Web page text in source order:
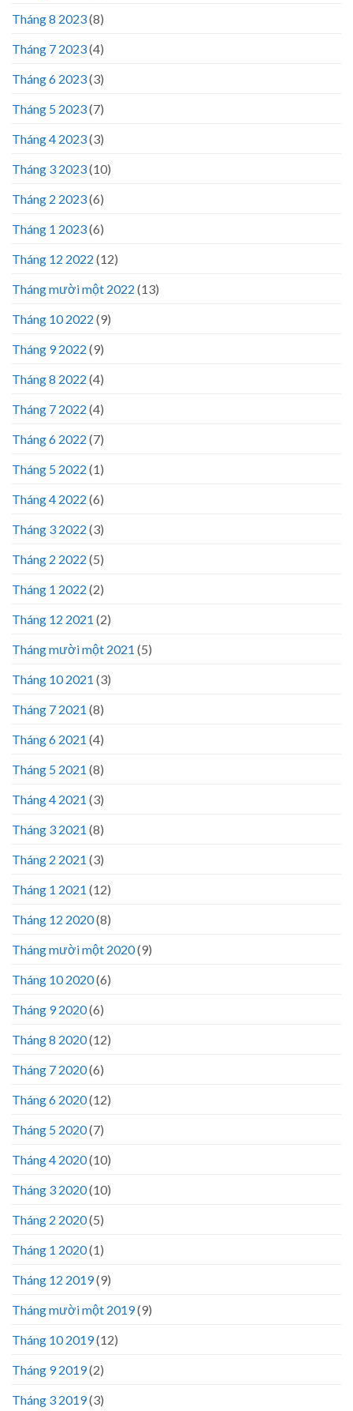
Tháng 8 2023(8)
Tháng 7 2023(4)
Tháng 6 2023(3)
Tháng 5 2023(7)
Tháng 4 2023(3)
Tháng 3 2023(10)
Tháng 2 2023(6)
Tháng 1 2023(6)
Tháng 12 2022 (12)
Tháng mười một 2022 (13)
Tháng 10 2022 (9)
Tháng 9 2022 (9)
Tháng 8 2022 (4)
Tháng 7 2022 (4)
Tháng 6 2022 (7)
Tháng 5 2022 (1)
Tháng 4 2022 (6)
Tháng 3 2022 (3)
Tháng 2 2022 (5)
Tháng 1 2022 (2)
Tháng 12 2021 (2)
Tháng mười một 2021 (5)
Tháng 10 2021 (3)
Tháng 7 2021 (8)
Tháng 6 2021 (4)
Tháng 5 2021 (8)
Tháng 4 2021 (3)
Tháng 3 2021 (8)
Tháng 2 2021 (3)
Tháng 1 2021 (12)
Tháng 12 2020(8)
Tháng mười một 2020(9)
Tháng 10 2020(6)
Tháng 9 2020(6)
Tháng 8 2020(12)
Tháng 7 2020(6)
Tháng 6 2020(12)
Tháng 5 2020(7)
Tháng 4 2020(10)
Tháng 3 2020(10)
Tháng 2 2020(5)
Tháng 1 2020(1)
Tháng 12 2019(9)
Tháng mười một 2019(9)
Tháng 10 2019(12)
Tháng 9 2019(2)
Tháng 3 2019(3)